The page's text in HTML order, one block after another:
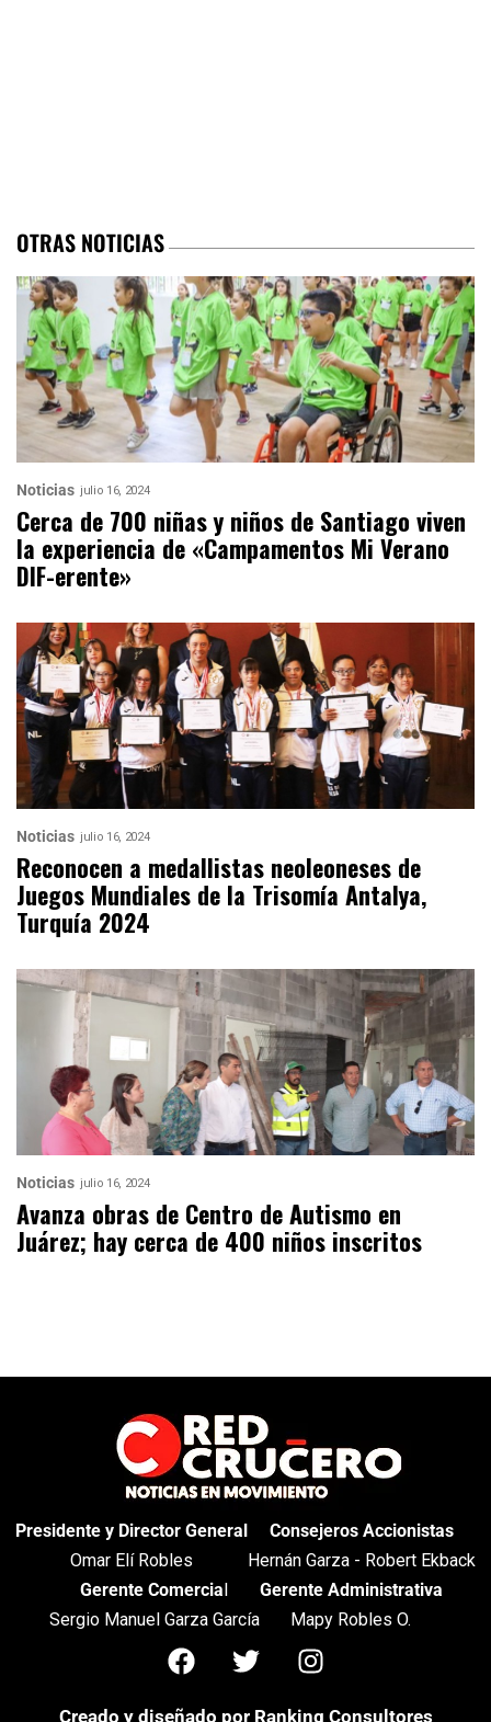
OTRAS NOTICIAS
Noticias julio 16, 2024
Cerca de 700 niñas y niños de Santiago viven
la experiencia de «Campamentos Mi Verano
DIF-erente»
Noticias julio 16, 2024
Reconocen a medallistas neoleoneses de
Juegos Mundiales de la Trisomía Antalya,
Turquía 2024
Noticias julio 16, 2024
Avanza obras de Centro de Autismo en
Juárez; hay cerca de 400 niños inscritos
Presidente y Director General
Omar Elí Robles
Consejeros Accionistas
Hernán Garza - Robert Ekback
Gerente Comercial
Sergio Manuel Garza García
Gerente Administrativa
Mapy Robles O.
Creado y diseñado por Ranking Consultores